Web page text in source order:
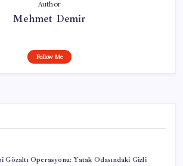
Author
Mehmet Demir
Follow Me
Gözaltı Operasyonu: Yatak Odasındaki Gizli